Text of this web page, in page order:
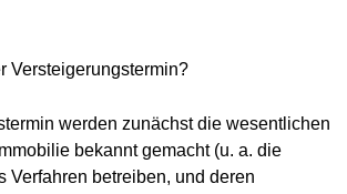
Versteigerungstermin?
werden zunächst die wesentlichen
bekannt gemacht (u. a. die
Verfahren betreiben, und deren